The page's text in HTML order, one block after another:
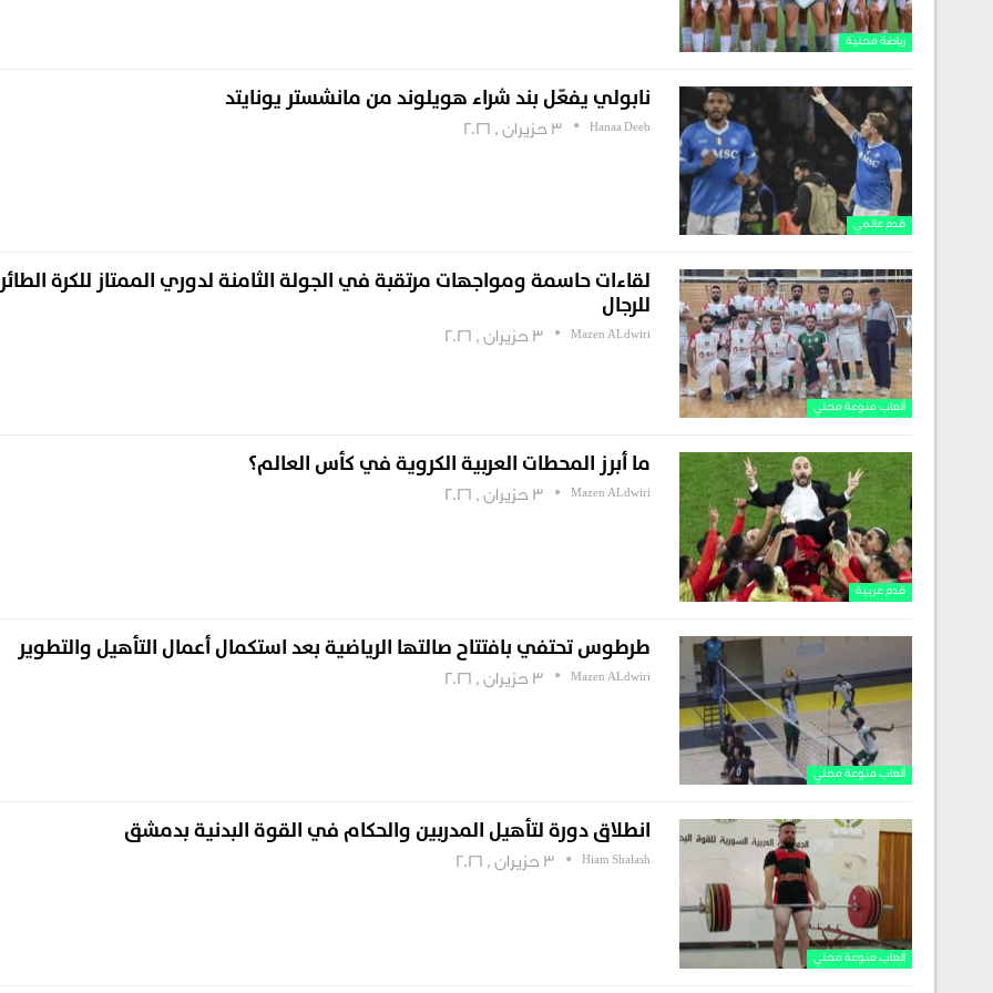
رياضة محلية
قدم عالمي
نابولي يفعّل بند شراء هويلوند من مانشستر يونايتد
Hanaa Deeb 3 حزيران , 2026
ألعاب منوعة محلي
لقاءات حاسمة ومواجهات مرتقبة في الجولة الثامنة لدوري الممتاز للكرة
للرجال
Mazen ALdwiri 3 حزيران , 2026
قدم عربية
ما أبرز المحطات العربية الكروية في كأس العالم؟
Mazen ALdwiri 3 حزيران , 2026
ألعاب منوعة محلي
طرطوس تحتفي بافتتاح صالتها الرياضية بعد استكمال أعمال التأهيل والتطوير
Mazen ALdwiri 3 حزيران , 2026
ألعاب منوعة محلي
انطلاق دورة لتأهيل المدربين والحكام في القوة البدنية بدمشق
Hiam Shalash 3 حزيران , 2026